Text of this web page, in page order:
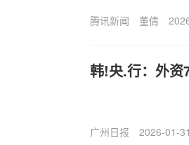
腾讯新闻 董倩
韩!央.行：外资
广州日报 2026-01-